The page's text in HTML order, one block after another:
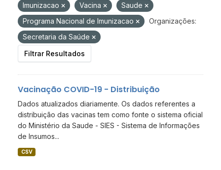
Imunizacao
Vacina
Saude
Programa Nacional de Imunizacao
Organizações:
Secretaria da Saúde
Filtrar Resultados
Vacinação COVID-19 - Distribuição
Dados atualizados diariamente. Os dados referentes a
distribuição das vacinas tem como fonte o sistema oficial
do Ministério da Saude - SIES - Sistema de Informações
de Insumos...
CSV